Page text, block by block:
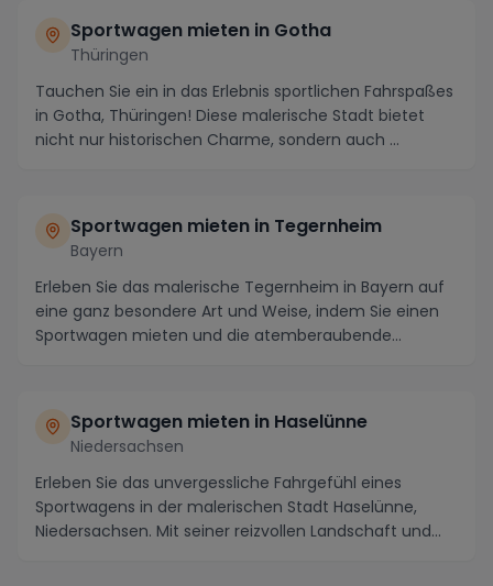
Sportwagen mieten in Gotha
Thüringen
Tauchen Sie ein in das Erlebnis sportlichen Fahrspaßes
in Gotha, Thüringen! Diese malerische Stadt bietet
nicht nur historischen Charme, sondern auch ...
Sportwagen mieten in Tegernheim
Bayern
Erleben Sie das malerische Tegernheim in Bayern auf
eine ganz besondere Art und Weise, indem Sie einen
Sportwagen mieten und die atemberaubende
Sportwagen mieten in Haselünne
Niedersachsen
Erleben Sie das unvergessliche Fahrgefühl eines
Sportwagens in der malerischen Stadt Haselünne,
Niedersachsen. Mit seiner reizvollen Landschaft und